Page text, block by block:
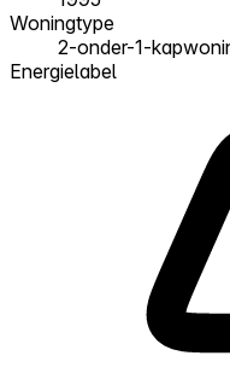
Woningtype
2-onder-1-
Energielabel